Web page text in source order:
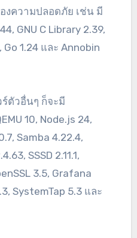
งความปลอดภัย เช่น มี
GNU C Library 2.39,
Go 1.24 และ Annobin
ตัวอื่นๆ ก็จะมี
10, Node.js 24,
Samba 4.22.4,
SSSD 2.11.1,
3.5, Grafana
SystemTap 5.3 และ